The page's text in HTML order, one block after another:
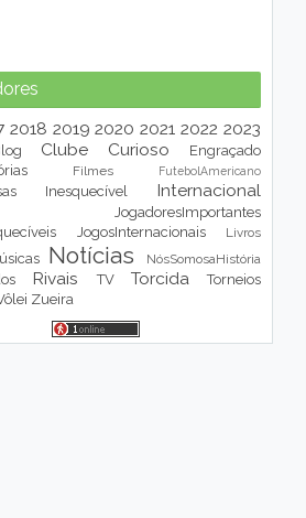
2018 2019 2020 2021 2022 2023
Clube Curioso
Engraçado
Filmes FutebolAmericano
Inesquecível
Internacional
JogadoresImportantes
JogosInternacionais Livros
Notícias NósSomosaHistória
Rivais TV Torcida
Torneios
Zueira